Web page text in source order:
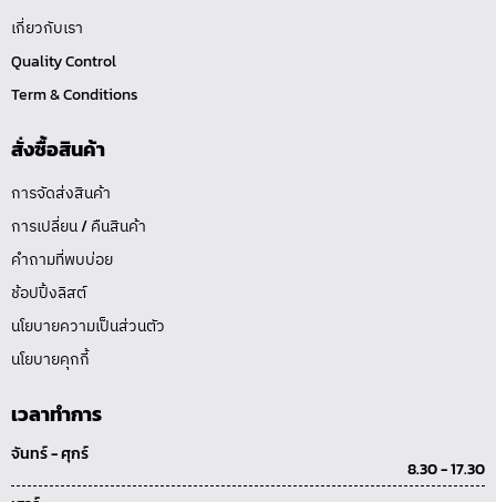
เกี่ยวกับเรา
Quality Control
Term & Conditions
สั่งซื้อสินค้า
การจัดส่งสินค้า
การเปลี่ยน / คืนสินค้า
คำถามที่พบบ่อย
ช้อปปิ้งลิสต์
นโยบายความเป็นส่วนตัว
นโยบายคุกกี้
เวลาทำการ
จันทร์ - ศุกร์
8.30 - 17.30